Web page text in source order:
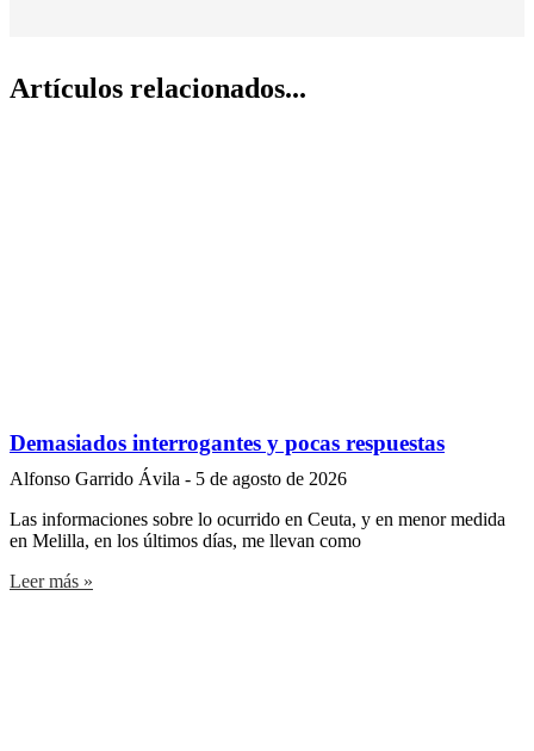
Artículos relacionados...
Demasiados interrogantes y pocas respuestas
Alfonso Garrido Ávila
5 de agosto de 2026
Las informaciones sobre lo ocurrido en Ceuta, y en menor medida
en Melilla, en los últimos días, me llevan como
Leer más »